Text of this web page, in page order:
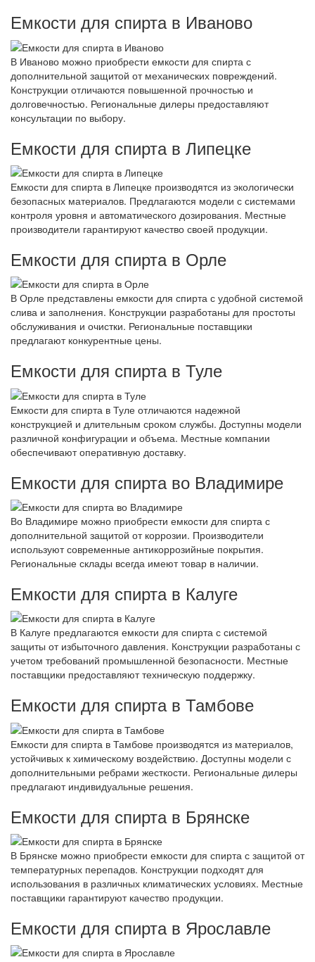
Емкости для спирта в Иваново
В Иваново можно приобрести емкости для спирта с
дополнительной защитой от механических повреждений.
Конструкции отличаются повышенной прочностью и
долговечностью. Региональные дилеры предоставляют
консультации по выбору.
Емкости для спирта в Липецке
Емкости для спирта в Липецке производятся из экологически
безопасных материалов. Предлагаются модели с системами
контроля уровня и автоматического дозирования. Местные
производители гарантируют качество своей продукции.
Емкости для спирта в Орле
В Орле представлены емкости для спирта с удобной системой
слива и заполнения. Конструкции разработаны для простоты
обслуживания и очистки. Региональные поставщики
предлагают конкурентные цены.
Емкости для спирта в Туле
Емкости для спирта в Туле отличаются надежной
конструкцией и длительным сроком службы. Доступны модели
различной конфигурации и объема. Местные компании
обеспечивают оперативную доставку.
Емкости для спирта во Владимире
Во Владимире можно приобрести емкости для спирта с
дополнительной защитой от коррозии. Производители
используют современные антикоррозийные покрытия.
Региональные склады всегда имеют товар в наличии.
Емкости для спирта в Калуге
В Калуге предлагаются емкости для спирта с системой
защиты от избыточного давления. Конструкции разработаны с
учетом требований промышленной безопасности. Местные
поставщики предоставляют техническую поддержку.
Емкости для спирта в Тамбове
Емкости для спирта в Тамбове производятся из материалов,
устойчивых к химическому воздействию. Доступны модели с
дополнительными ребрами жесткости. Региональные дилеры
предлагают индивидуальные решения.
Емкости для спирта в Брянске
В Брянске можно приобрести емкости для спирта с защитой от
температурных перепадов. Конструкции подходят для
использования в различных климатических условиях. Местные
поставщики гарантируют качество продукции.
Емкости для спирта в Ярославле